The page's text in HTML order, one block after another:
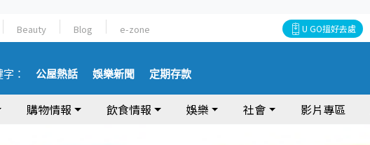
Beauty Blog e-zone U GO搵好去處
： 公屋熱話 娛樂新聞 定期存款
購物情報 飲食情報 娛樂 社會 影片專區